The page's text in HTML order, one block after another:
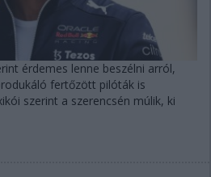
érdemes lenne beszélni arról,
fertőzött pilóták is
szerint a szerencsén múlik, ki